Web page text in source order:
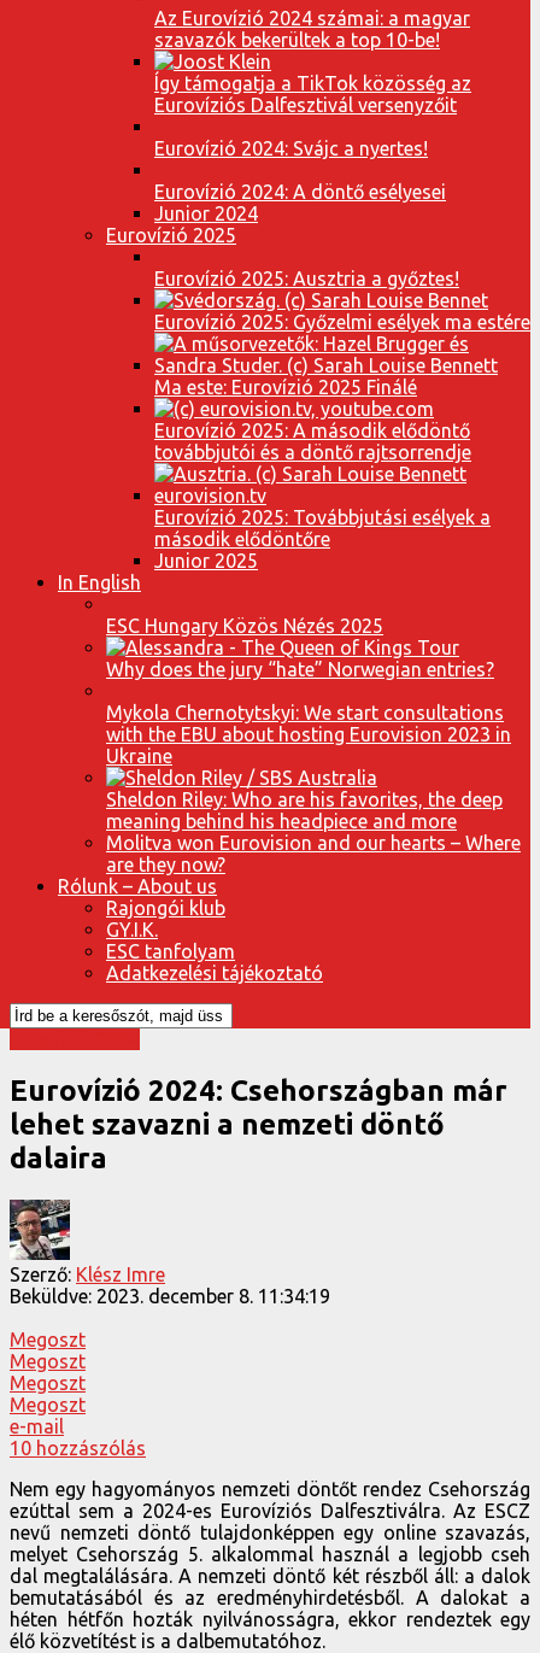
Az Eurovízió 2024 számai: a magyar
szavazók bekerültek a top 10-be!
Így támogatja a TikTok közösség az
Eurovíziós Dalfesztivál versenyzőit
Eurovízió 2024: Svájc a nyertes!
Eurovízió 2024: A döntő esélyesei
Junior 2024
Eurovízió 2025
Eurovízió 2025: Ausztria a győztes!
Eurovízió 2025: Győzelmi esélyek ma estére
Ma este: Eurovízió 2025 Finálé
Eurovízió 2025: A második elődöntő
továbbjutói és a döntő rajtsorrendje
Eurovízió 2025: Továbbjutási esélyek a
második elődöntőre
Junior 2025
In English
ESC Hungary Közös Nézés 2025
Why does the jury “hate” Norwegian entries?
Mykola Chernotytskyi: We start consultations
with the EBU about hosting Eurovision 2023 in
Ukraine
Sheldon Riley: Who are his favorites, the deep
meaning behind his headpiece and more
Molitva won Eurovision and our hearts – Where
are they now?
Rólunk – About us
Rajongói klub
GY.I.K.
ESC tanfolyam
Adatkezelési tájékoztató
Eurovízió 2024: Csehországban már
lehet szavazni a nemzeti döntő
dalaira
Szerző: Klész Imre
Beküldve: 2023. december 8. 11:34:19
Megoszt
Megoszt
Megoszt
Megoszt
e-mail
10 hozzászólás
Nem egy hagyományos nemzeti döntőt rendez Csehország
ezúttal sem a 2024-es Eurovíziós Dalfesztiválra. Az ESCZ
nevű nemzeti döntő tulajdonképpen egy online szavazás,
melyet Csehország 5. alkalommal használ a legjobb cseh
dal megtalálására. A nemzeti döntő két részből áll: a dalok
bemutatásából és az eredményhirdetésből. A dalokat a
héten hétfőn hozták nyilvánosságra, ekkor rendeztek egy
élő közvetítést is a dalbemutatóhoz.